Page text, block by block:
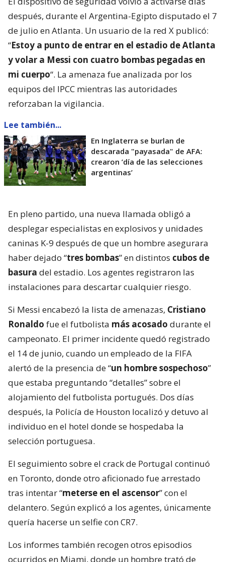
después, durante el Argentina-Egipto disputado el 7
de julio en Atlanta. Un usuario de la red X publicó:
“Estoy a punto de entrar en el estadio de Atlanta
y volar a Messi con cuatro bombas pegadas en
mi cuerpo“. La amenaza fue analizada por los
equipos del IPCC mientras las autoridades
reforzaban la vigilancia.
Lee también...
En Inglaterra se burlan de
descarada "payasada" de AFA:
crearon ’día de las selecciones
argentinas’
En pleno partido, una nueva llamada obligó a
desplegar especialistas en explosivos y unidades
caninas K-9 después de que un hombre asegurara
haber dejado “tres bombas” en distintos cubos de
basura del estadio. Los agentes registraron las
instalaciones para descartar cualquier riesgo.
Si Messi encabezó la lista de amenazas, Cristiano
Ronaldo fue el futbolista más acosado durante el
campeonato. El primer incidente quedó registrado
el 14 de junio, cuando un empleado de la FIFA
alertó de la presencia de “un hombre sospechoso”
que estaba preguntando “detalles” sobre el
alojamiento del futbolista portugués. Dos días
después, la Policía de Houston localizó y detuvo al
individuo en el hotel donde se hospedaba la
selección portuguesa.
El seguimiento sobre el crack de Portugal continuó
en Toronto, donde otro aficionado fue arrestado
tras intentar “meterse en el ascensor” con el
delantero. Según explicó a los agentes, únicamente
quería hacerse un selfie con CR7.
Los informes también recogen otros episodios
ocurridos en Miami, donde un hombre trató de